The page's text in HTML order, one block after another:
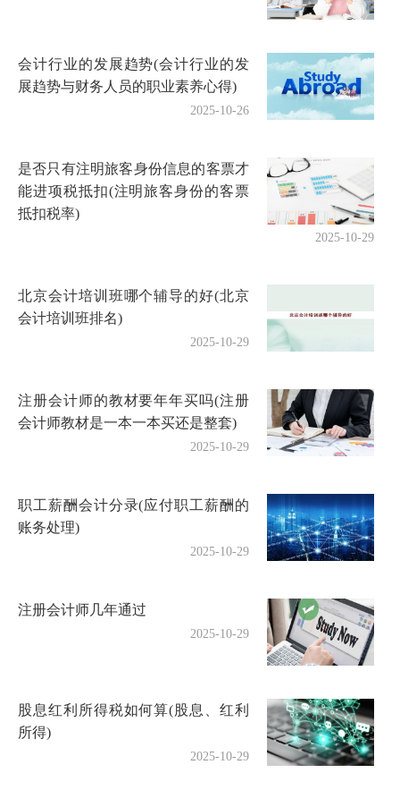
会计行业的发展趋势(会计行业的发
展趋势与财务人员的职业素养心得)
2025-10-26
是否只有注明旅客身份信息的客票才
能进项税抵扣(注明旅客身份的客票
抵扣税率)
2025-10-29
北京会计培训班哪个辅导的好(北京
会计培训班排名)
2025-10-29
注册会计师的教材要年年买吗(注册
会计师教材是一本一本买还是整套)
2025-10-29
职工薪酬会计分录(应付职工薪酬的
账务处理)
2025-10-29
注册会计师几年通过
2025-10-29
股息红利所得税如何算(股息、红利
所得)
2025-10-29